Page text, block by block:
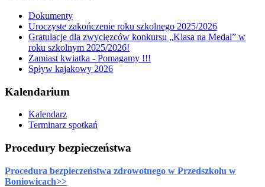
Dokumenty
Uroczyste zakończenie roku szkolnego 2025/2026
Gratulacje dla zwycięzców konkursu „Klasa na Medal” w
roku szkolnym 2025/2026!
Zamiast kwiatka - Pomagamy !!!
Spływ kajakowy 2026
Kalendarium
Kalendarz
Terminarz spotkań
Procedury bezpieczeństwa
Procedura bezpieczeństwa zdrowotnego w Przedszkolu w
Boniowicach>>